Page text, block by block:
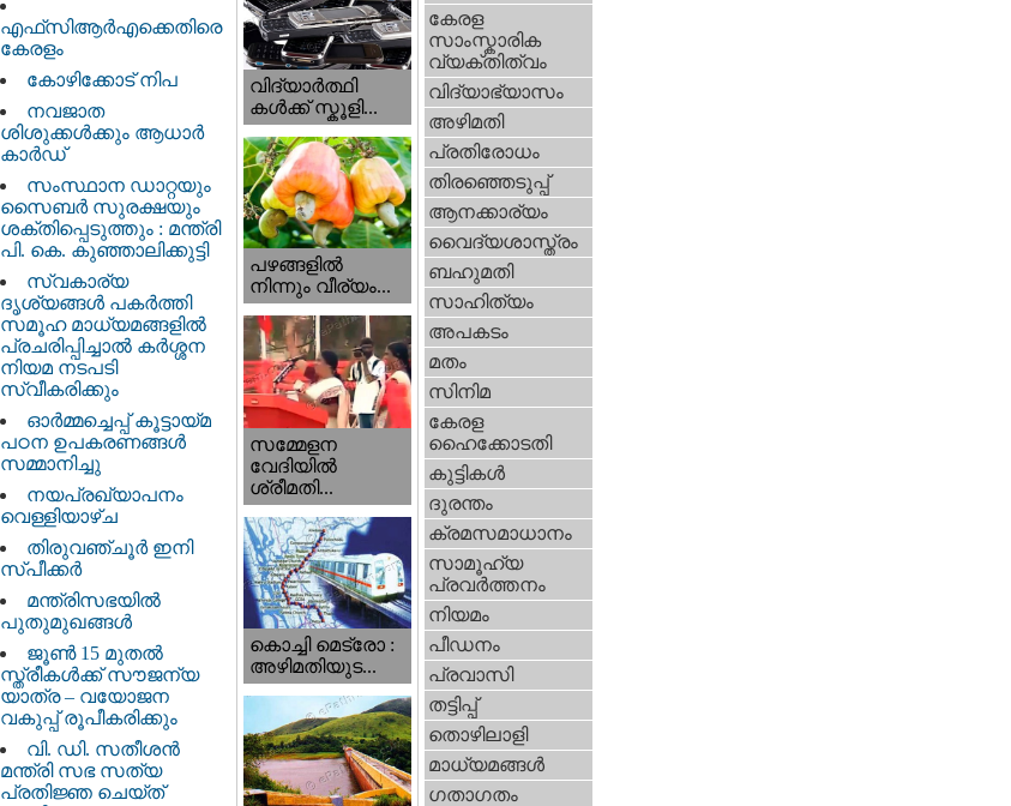
എഫ്‌സിആർഎക്കെതിരെ
കേരളം
കോഴിക്കോട് നിപ
നവജാത
ശിശുക്കള്‍ക്കും ആധാര്‍
കാര്‍ഡ്
സംസ്ഥാന ഡാറ്റയും
സൈബർ സുരക്ഷയും
ശക്തിപ്പെടുത്തും : മന്ത്രി
പി. കെ. കുഞ്ഞാലിക്കുട്ടി
സ്വകാര്യ
ദൃശ്യങ്ങള്‍ പകര്‍ത്തി
സമൂഹ മാധ്യമങ്ങളില്‍
പ്രചരിപ്പിച്ചാൽ കർശ്ശന
നിയമ നടപടി
സ്വീകരിക്കും
ഓർമ്മച്ചെപ്പ് കൂട്ടായ്മ
പഠന ഉപകരണങ്ങൾ
സമ്മാനിച്ചു
നയപ്രഖ്യാപനം
വെള്ളിയാഴ്ച
തിരുവഞ്ചൂർ ഇനി
സ്പീക്കർ
മന്ത്രിസഭയിൽ
പുതുമുഖങ്ങൾ
ജൂൺ 15 മുതൽ
സ്ത്രീകൾക്ക് സൗജന്യ
യാത്ര – വയോജന
വകുപ്പ് രൂപീകരിക്കും
വി. ഡി. സതീശന്‍
മന്ത്രി സഭ സത്യ
പ്രതിജ്ഞ ചെയ്ത്
വിദ്യാർത്ഥി
കൾക്ക് സ്കൂളി...
പഴങ്ങളില്‍
നിന്നും വീര്യം...
സമ്മേളന
വേദിയില്‍
ശ്രീമതി...
കൊച്ചി മെട്രോ :
അഴിമതിയുട...
കേരള
സാംസ്കാരിക
വ്യക്തിത്വം
വിദ്യാഭ്യാസം
അഴിമതി
പ്രതിരോധം
തിരഞ്ഞെടുപ്പ്
ആനക്കാര്യം
വൈദ്യശാസ്ത്രം
ബഹുമതി
സാഹിത്യം
അപകടം
മതം
സിനിമ
കേരള
ഹൈക്കോടതി
കുട്ടികള്‍
ദുരന്തം
ക്രമസമാധാനം
സാമൂഹ്യ
പ്രവര്‍ത്തനം
നിയമം
പീഡനം
പ്രവാസി
തട്ടിപ്പ്‌
തൊഴിലാളി
മാധ്യമങ്ങള്‍
ഗതാഗതം